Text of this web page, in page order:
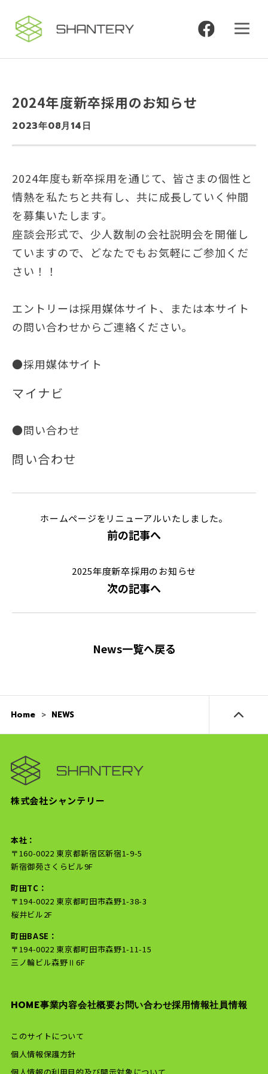
2024年度新卒採用のお知らせ
2023年08月14日
2024年度も新卒採用を通じて、皆さまの個性と
情熱を私たちと共有し、共に成長していく仲間
を募集いたします。
座談会形式で、少人数制の会社説明会を開催し
ていますので、どなたでもお気軽にご参加くだ
さい！！
エントリーは採用媒体サイト、または本サイト
の問い合わせからご連絡ください。
●採用媒体サイト
マイナビ
●問い合わせ
問い合わせ
ホームページをリニューアルいたしました。
前の記事へ
2025年度新卒採用のお知らせ
次の記事へ
News一覧へ戻る
Home NEWS
株式会社シャンテリー
本社：
〒160-0022 東京都新宿区新宿1-9-5
新宿御苑さくらビル9F
町田TC：
〒194-0022 東京都町田市森野1-38-3
桜井ビル2F
町田BASE：
〒194-0022 東京都町田市森野1-11-15
三ノ輪ビル森野Ⅱ6F
HOME事業内容会社概要お問い合わせ採用情報社員情報
このサイトについて
個人情報保護方針